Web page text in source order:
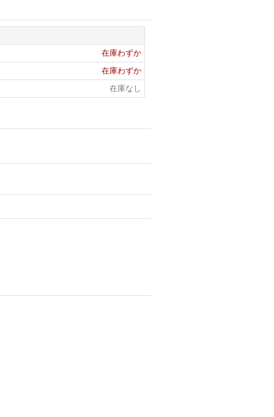
在庫わずか
在庫わずか
在庫なし